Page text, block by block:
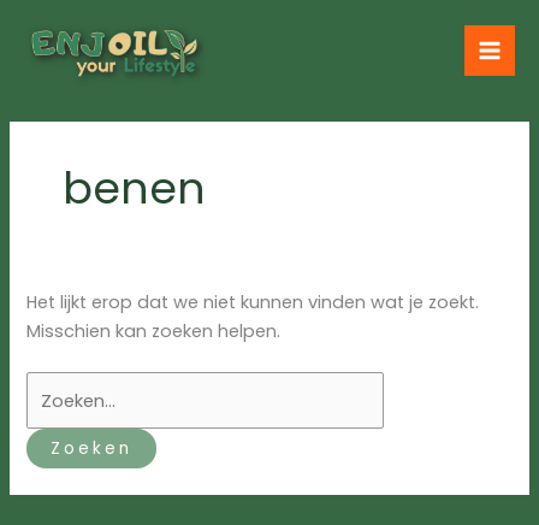
naar
benen
Het lijkt erop dat we niet kunnen vinden wat je zoekt.
Misschien kan zoeken helpen.
naar: